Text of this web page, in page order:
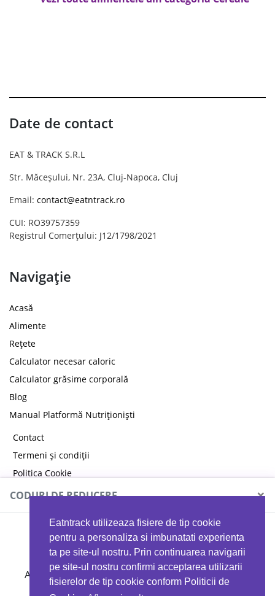
Eatntrack utilizeaza fisiere de tip cookie
pentru a personaliza si imbunatati experienta
ta pe site-ul nostru. Prin continuarea navigarii
pe site-ul nostru confirmi acceptarea utilizarii
fisierelor de tip cookie conform Politicii de
Date de contact
EAT & TRACK S.R.L
Str. Măceșului, Nr. 23A, Cluj-Napoca, Cluj
Email: contact@eatntrack.ro
CUI: RO39757359
Registrul Comerțului: J12/1798/2021
Navigație
Acasă
Alimente
Rețete
Calculator necesar caloric
Calculator grăsime corporală
Blog
Manual Platformă Nutriționiști
Contact
Termeni și condiții
Politica Cookie
Politica de confidențialitate
CODURI DE REDUCERE ×
MYPROTEIN
Ai 40%reducere la orice comandă folosind codul
EATTRACK